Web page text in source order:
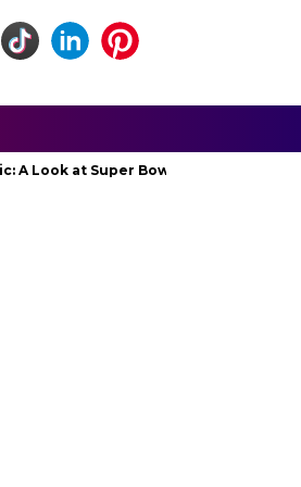
at Super Bowl Performances, New